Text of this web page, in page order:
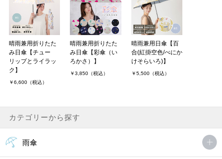
晴雨兼用折りたた
み日傘【チュー
リップとライラッ
ク】
￥6,600（税込）
晴雨兼用折りたた
み日傘【彩傘（い
ろかさ）】
￥3,850（税込）
晴雨兼用日傘【百
合(紅掛空色/べにか
けそらいろ)】
￥5,500（税込）
カテゴリーから探す
雨傘